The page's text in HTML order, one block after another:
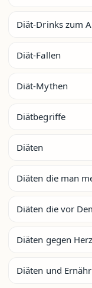
Diät-Drinks zum
Diät-Fallen
Diät-Mythen
Diätbegriffe
Diäten
Diäten die man
Diäten die vor
Diäten gegen
Diäten und